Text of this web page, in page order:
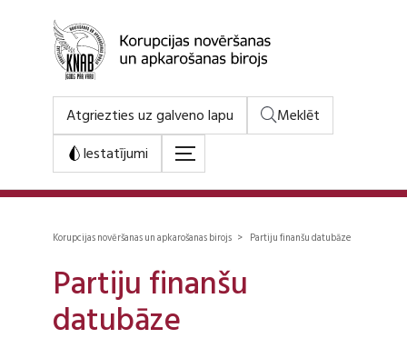
Atgriezties uz galveno lapu
Meklēt
Iestatījumi
Korupcijas novēršanas un apkarošanas birojs > Partiju finanšu datubāze
Partiju finanšu
datubāze